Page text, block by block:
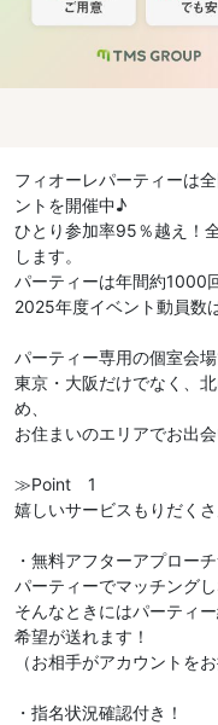
フィオーレパーティーは
ントを開催中♪
ひとり参加率95％越え！
します。
パーティーは年間約1000
2025年度イベント動員数
パーティー専用の個室会場
東京・大阪だけでなく、
め、
お住まいのエリアでお出
≫Point 1
嬉しいサービスもりだく
・無料アフターアプロー
パーティーでマッチング
そんなときにはパーティ
希望が送れます！
（お相手がアカウントを
・指名状況確認付き！